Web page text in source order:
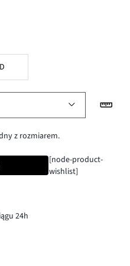
D
z rozmiarem.
[node-product-
wishlist]
24h